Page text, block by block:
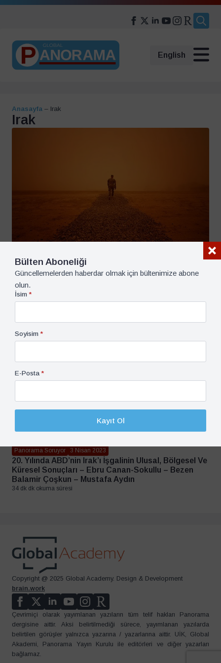
English
Anasayfa – Irak
Irak
Görüş, Orta Doğu 2 Mayıs 2023
Yirmi Yıl Sonra Irak: İşgal Irak’ı Nasıl Değiştirdi? –
Serhat Erkmen
7 dk dk okuma süresi
Panorama Soruyor 3 Nisan 2023
20. Yılında ABD’nin Irak’ı İşgalinin Ulusal, Bölgesel Ve
Küresel Sonuçları – Ebru Canan-Sokullu – Bezen
Balamir Çoşkun – Mustafa Aydın
34 dk dk okuma süresi
Copyright @ 2025 Global Academy. Design & Development
brain.work
Çevrimiçi olarak yayımlanan yazıların tüm telif hakları Panorama
dergisine aittir. Aksi belirtilmediği sürece, yayımlanan yazılarda
belirtilen görüşler yalnızca yazarına / yazarlarına aittir. UİK, Global
Akademi, Panorama Yayın Kurulu ile editörleri ve diğer yazarları
bağlamaz.
Bülten Aboneliği
Güncellemelerden haberdar olmak için bültenimize abone
olun.
İsim *
Soyisim *
E-Posta *
Kayıt Ol